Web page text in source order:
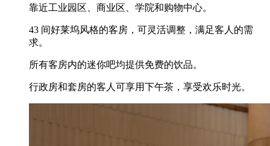
靠近工业园区、商业区、学院和购物中心。
43 间好莱坞风格的客房，可灵活调整，满足客人的需
求。
所有客房内的迷你吧均提供免费的饮品。
行政房和套房的客人可享用下午茶，享受欢乐时光。